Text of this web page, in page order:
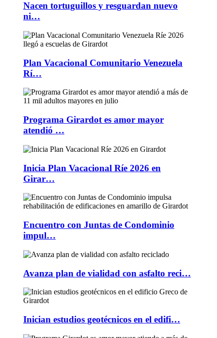
Nacen tortuguillos y resguardan nuevo
ni…
Plan Vacacional Comunitario Venezuela
Rí…
Programa Girardot es amor mayor
atendió …
Inicia Plan Vacacional Ríe 2026 en
Girar…
Encuentro con Juntas de Condominio
impul…
Avanza plan de vialidad con asfalto reci…
Inician estudios geotécnicos en el edifi…